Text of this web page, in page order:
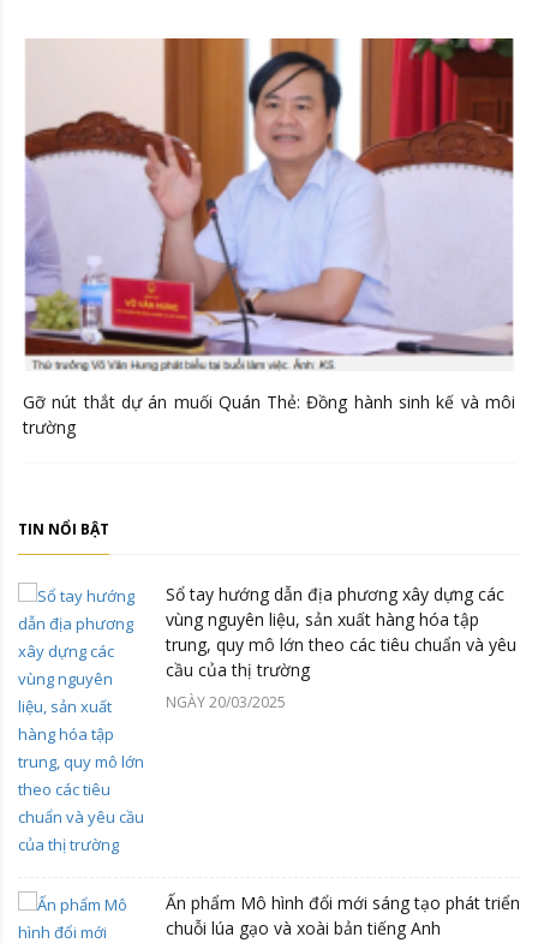
Gỡ nút thắt dự án muối Quán Thẻ: Đồng hành sinh kế và môi
trường
TIN NỔI BẬT
Sổ tay hướng dẫn địa phương xây dựng các
vùng nguyên liệu, sản xuất hàng hóa tập
trung, quy mô lớn theo các tiêu chuẩn và yêu
cầu của thị trường
NGÀY 20/03/2025
Ấn phẩm Mô hình đổi mới sáng tạo phát triển
chuỗi lúa gạo và xoài bản tiếng Anh